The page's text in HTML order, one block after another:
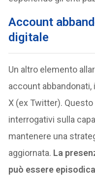
Account
digitale
Un altro elemento
account
X (ex Twitter).
interrogativi sulla
mantenere una
aggiornata. La
può essere